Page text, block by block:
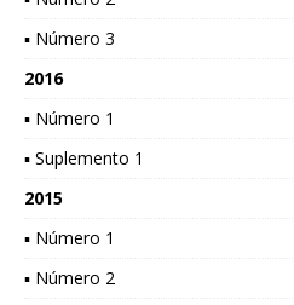
▪ Número 3
2016
▪ Número 1
▪ Suplemento 1
2015
▪ Número 1
▪ Número 2